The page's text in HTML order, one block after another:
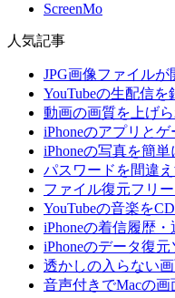
ScreenMo
人気記事
JPG画像ファイル
YouTubeの生配信
動画の画質を上げ
iPhoneのアプリと
iPhoneの写真を簡
パスワードを間違
ファイル復元フリ
YouTubeの音楽を
iPhoneの着信履歴
iPhoneのデータ復元
透かしの入らない
音声付きでMacの